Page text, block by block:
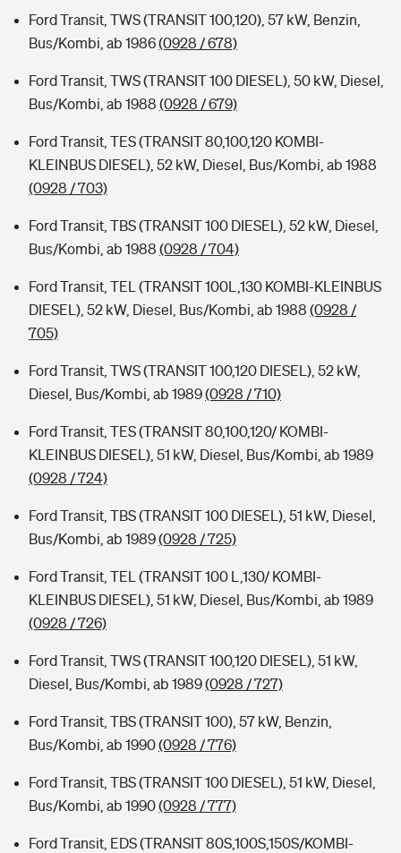
Ford Transit, TWS (TRANSIT 100,120), 57 kW, Benzin,
Bus/Kombi, ab 1986(0928 / 678)
Ford Transit, TWS (TRANSIT 100 DIESEL), 50 kW, Diesel,
Bus/Kombi, ab 1988 (0928 / 679)
Ford Transit, TES (TRANSIT 80,100,120 KOMBI-
KLEINBUS DIESEL), 52 kW, Diesel, Bus/Kombi, ab 1988
(0928 / 703)
Ford Transit, TBS (TRANSIT 100 DIESEL), 52 kW, Diesel,
Bus/Kombi, ab 1988 (0928 / 704)
Ford Transit, TEL (TRANSIT 100L,130 KOMBI-KLEINBUS
DIESEL), 52 kW, Diesel, Bus/Kombi, ab 1988 (0928 /
705)
Ford Transit, TWS (TRANSIT 100,120 DIESEL), 52 kW,
Diesel, Bus/Kombi, ab 1989(0928 / 710)
Ford Transit, TES (TRANSIT 80,100,120/ KOMBI-
KLEINBUS DIESEL), 51 kW, Diesel, Bus/Kombi, ab 1989
(0928 / 724)
Ford Transit, TBS (TRANSIT 100 DIESEL), 51 kW, Diesel,
Bus/Kombi, ab 1989(0928 / 725)
Ford Transit, TEL (TRANSIT 100 L,130/ KOMBI-
KLEINBUS DIESEL), 51 kW, Diesel, Bus/Kombi, ab 1989
(0928 / 726)
Ford Transit, TWS (TRANSIT 100,120 DIESEL), 51 kW,
Diesel, Bus/Kombi, ab 1989(0928 / 727)
Ford Transit, TBS (TRANSIT 100), 57 kW, Benzin,
Bus/Kombi, ab 1990(0928 / 776)
Ford Transit, TBS (TRANSIT 100 DIESEL), 51 kW, Diesel,
Bus/Kombi, ab 1990(0928 / 777)
Ford Transit, EDS (TRANSIT 80S,100S,150S/KOMBI-